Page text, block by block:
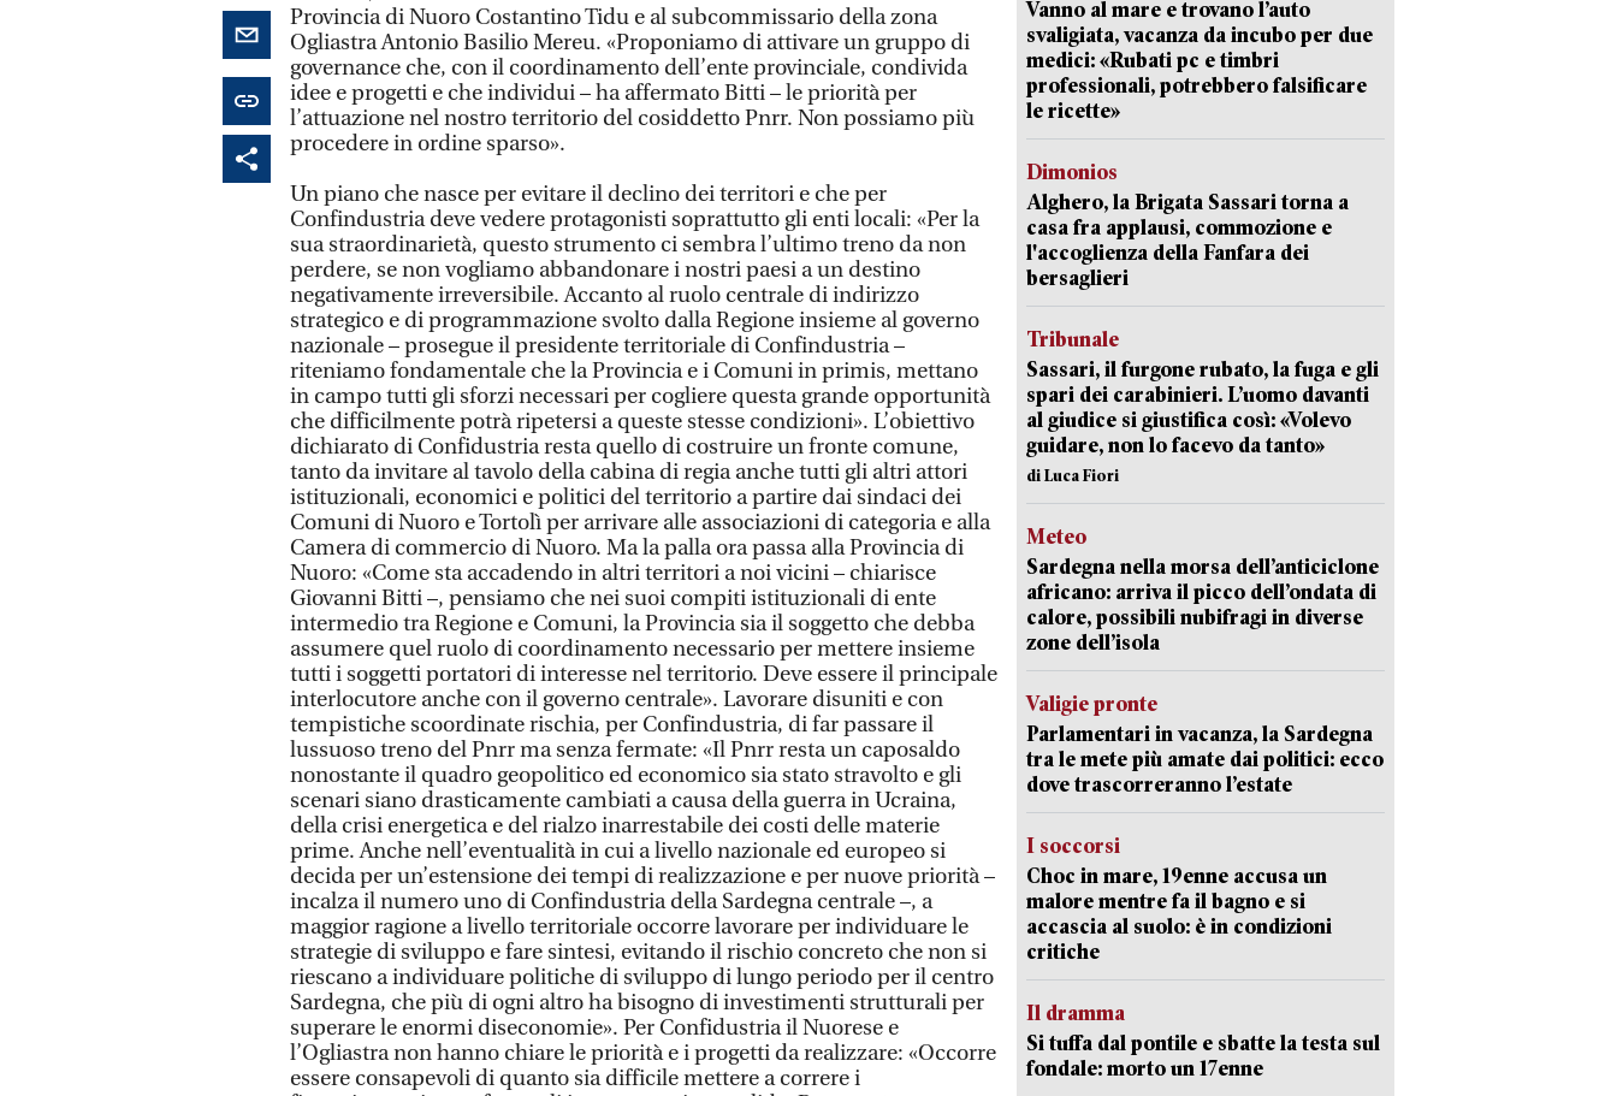
Provincia di Nuoro Costantino Tidu e al subcommissario della zona
Ogliastra Antonio Basilio Mereu. «Proponiamo di attivare un gruppo di
governance che, con il coordinamento dell’ente provinciale, condivida
idee e progetti e che individui – ha affermato Bitti – le priorità per
l’attuazione nel nostro territorio del cosiddetto Pnrr. Non possiamo più
procedere in ordine sparso».
Un piano che nasce per evitare il declino dei territori e che per
Confindustria deve vedere protagonisti soprattutto gli enti locali: «Per la
sua straordinarietà, questo strumento ci sembra l’ultimo treno da non
perdere, se non vogliamo abbandonare i nostri paesi a un destino
negativamente irreversibile. Accanto al ruolo centrale di indirizzo
strategico e di programmazione svolto dalla Regione insieme al governo
nazionale – prosegue il presidente territoriale di Confindustria –
riteniamo fondamentale che la Provincia e i Comuni in primis, mettano
in campo tutti gli sforzi necessari per cogliere questa grande opportunità
che difficilmente potrà ripetersi a queste stesse condizioni». L’obiettivo
dichiarato di Confidustria resta quello di costruire un fronte comune,
tanto da invitare al tavolo della cabina di regia anche tutti gli altri attori
istituzionali, economici e politici del territorio a partire dai sindaci dei
Comuni di Nuoro e Tortolì per arrivare alle associazioni di categoria e alla
Camera di commercio di Nuoro. Ma la palla ora passa alla Provincia di
Nuoro: «Come sta accadendo in altri territori a noi vicini – chiarisce
Giovanni Bitti –, pensiamo che nei suoi compiti istituzionali di ente
intermedio tra Regione e Comuni, la Provincia sia il soggetto che debba
assumere quel ruolo di coordinamento necessario per mettere insieme
tutti i soggetti portatori di interesse nel territorio. Deve essere il principale
interlocutore anche con il governo centrale». Lavorare disuniti e con
tempistiche scoordinate rischia, per Confindustria, di far passare il
lussuoso treno del Pnrr ma senza fermate: «Il Pnrr resta un caposaldo
nonostante il quadro geopolitico ed economico sia stato stravolto e gli
scenari siano drasticamente cambiati a causa della guerra in Ucraina,
della crisi energetica e del rialzo inarrestabile dei costi delle materie
prime. Anche nell’eventualità in cui a livello nazionale ed europeo si
decida per un’estensione dei tempi di realizzazione e per nuove priorità –
incalza il numero uno di Confindustria della Sardegna centrale –, a
maggior ragione a livello territoriale occorre lavorare per individuare le
strategie di sviluppo e fare sintesi, evitando il rischio concreto che non si
riescano a individuare politiche di sviluppo di lungo periodo per il centro
Sardegna, che più di ogni altro ha bisogno di investimenti strutturali per
superare le enormi diseconomie». Per Confidustria il Nuorese e
l’Ogliastra non hanno chiare le priorità e i progetti da realizzare: «Occorre
essere consapevoli di quanto sia difficile mettere a correre i
Vanno al mare e trovano l’auto
svaligiata, vacanza da incubo per due
medici: «Rubati pc e timbri
professionali, potrebbero falsificare
le ricette»
Dimonios
Alghero, la Brigata Sassari torna a
casa fra applausi, commozione e
l'accoglienza della Fanfara dei
bersaglieri
Tribunale
Sassari, il furgone rubato, la fuga e gli
spari dei carabinieri. L’uomo davanti
al giudice si giustifica così: «Volevo
guidare, non lo facevo da tanto»
di Luca Fiori
Meteo
Sardegna nella morsa dell’anticiclone
africano: arriva il picco dell’ondata di
calore, possibili nubifragi in diverse
zone dell’isola
Valigie pronte
Parlamentari in vacanza, la Sardegna
tra le mete più amate dai politici: ecco
dove trascorreranno l’estate
I soccorsi
Choc in mare, 19enne accusa un
malore mentre fa il bagno e si
accascia al suolo: è in condizioni
critiche
Il dramma
Si tuffa dal pontile e sbatte la testa sul
fondale: morto un 17enne